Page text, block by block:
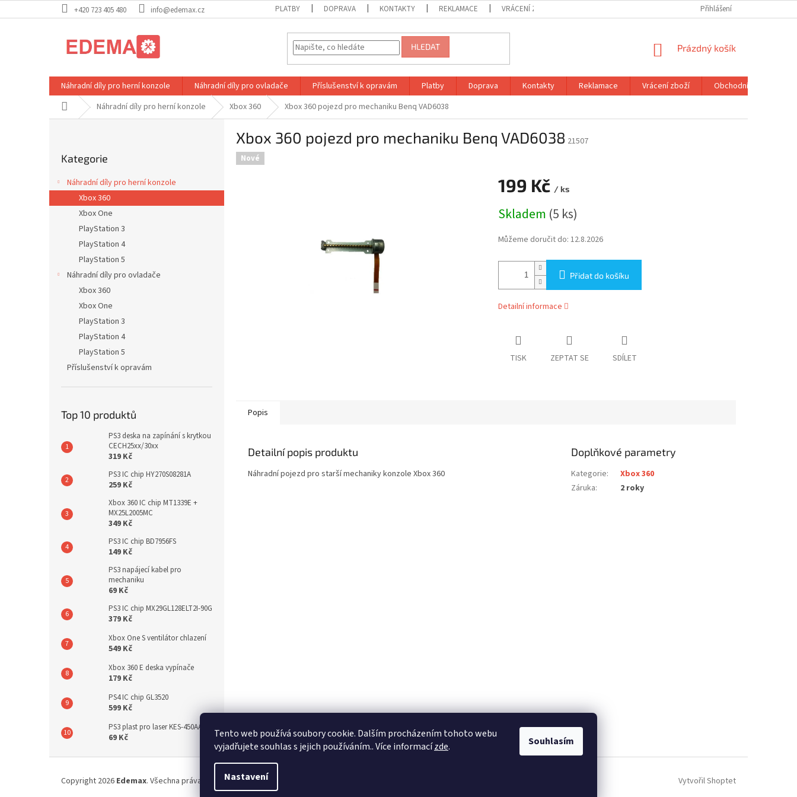
Tento web používá soubory cookie. Dalším procházením tohoto webu
vyjadřujete souhlas s jejich používáním.. Více informacízde.
Nastavení
Souhlasím
na
+420 723 405 480 info@edemax.cz PLATBY DOPRAVA KONTAKTY REKLAMACE VRÁCENÍ ZBOŽÍ PODMÍNKY OCHRANY OSOBNÍCH
Přihlášení
HLEDAT
NÁKUPNÍ
Prázdný košík
Náhradní díly pro herní konzole Náhradní díly pro ovladače Příslušenství k opravám Platby Doprava Kontakty Reklamace Vrácení zboží
Obchodní podmínky
Domů Náhradní díly pro herní konzole Xbox 360 Xbox 360 pojezd pro mechaniku Benq VAD6038
a
n
kategorie
Kategorie
Náhradní díly pro herní konzole
Xbox 360
Xbox One
PlayStation 3
PlayStation 4
PlayStation 5
Náhradní díly pro ovladače
Xbox 360
Xbox One
PlayStation 3
PlayStation 4
PlayStation 5
Příslušenství k opravám
Top 10 produktů
PS3 deska na zapínání s krytkou
CECH25xx/30xx
319 Kč
PS3 IC chip HY270S08281A
259 Kč
Xbox 360 IC chip MT1339E +
MX25L2005MC
349 Kč
PS3 IC chip BD7956FS
149 Kč
PS3 napájecí kabel pro
mechaniku
69 Kč
PS3 IC chip MX29GL128ELT2I-90G
379 Kč
Xbox One S ventilátor chlazení
549 Kč
Xbox 360 E deska vypínače
179 Kč
PS4 IC chip GL3520
599 Kč
PS3 plast pro laser KES-450AAA
69 Kč
Xbox 360 pojezd pro mechaniku Benq VAD6038 21507
Nové
199 Kč / ks
cena:
Skladem (5 ks)
Můžeme doručit do: 12.8.2026
Přidat do košíku
Detailní informace
TISK ZEPTAT SE SDÍLET
Popis
Detailní popis produktu
Náhradní pojezd pro starší mechaniky konzole Xbox 360
Doplňkové parametry
Kategorie:
Xbox 360
Záruka: 2 roky
Vytvořil Shoptet
Copyright 2026 Edemax. Všechna práva vyhrazena.